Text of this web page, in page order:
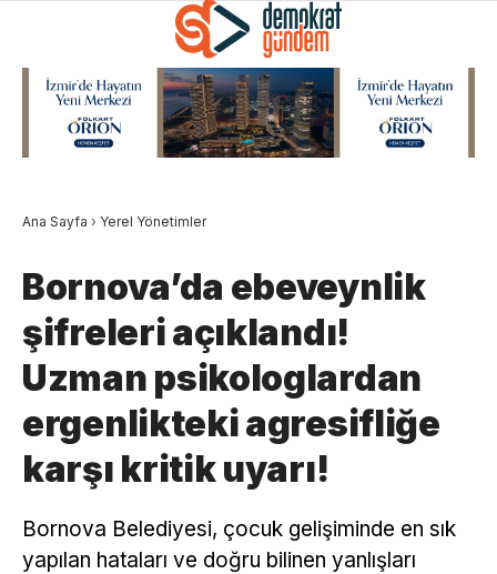
Ana Sayfa › Yerel Yönetimler
Bornova’da ebeveynlik
şifreleri açıklandı!
Uzman psikologlardan
ergenlikteki agresifliğe
karşı kritik uyarı!
Bornova Belediyesi, çocuk gelişiminde en sık
yapılan hataları ve doğru bilinen yanlışları